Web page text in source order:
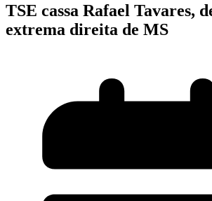
TSE cassa Rafael Tavares,
extrema direita de MS